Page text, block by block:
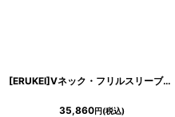
[ERUKEI]Vネック・フリルスリーブ・総レース・ハイウエスト・タイト・マーメイド・ロングドレス[山崎みどり着用]《送料＆代引き手数料無料》 mywh
35,860円(税込)